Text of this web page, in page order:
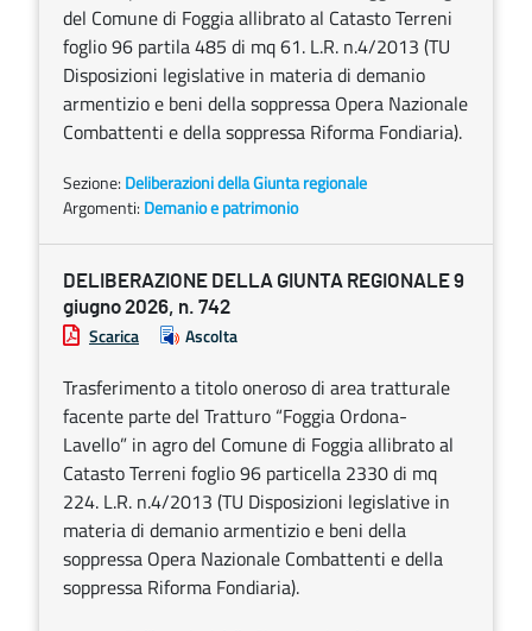
del Comune di Foggia allibrato al Catasto Terreni
foglio 96 partila 485 di mq 61. L.R. n.4/2013 (TU
Disposizioni legislative in materia di demanio
armentizio e beni della soppressa Opera Nazionale
Combattenti e della soppressa Riforma Fondiaria).
Sezione: Deliberazioni della Giunta regionale
Argomenti: Demanio e patrimonio
DELIBERAZIONE DELLA GIUNTA REGIONALE 9
giugno 2026, n. 742
Scarica Ascolta
Trasferimento a titolo oneroso di area tratturale
facente parte del Tratturo “Foggia Ordona-
Lavello” in agro del Comune di Foggia allibrato al
Catasto Terreni foglio 96 particella 2330 di mq
224. L.R. n.4/2013 (TU Disposizioni legislative in
materia di demanio armentizio e beni della
soppressa Opera Nazionale Combattenti e della
soppressa Riforma Fondiaria).